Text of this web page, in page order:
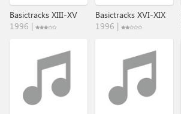
Basictracks XIII-XV
1996 |
Basictracks XVI-XIX
1996 |